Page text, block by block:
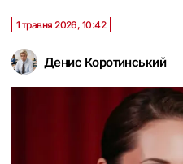
Денис Коротинський
1 травня 2026, 10:42